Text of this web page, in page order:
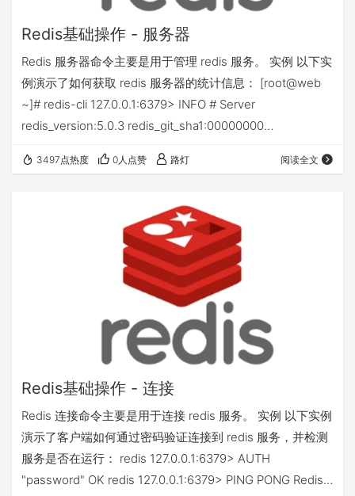
Redis基础操作 - 服务器
Redis 服务器命令主要是用于管理 redis 服务。 实例 以下实
例演示了如何获取 redis 服务器的统计信息： [root@web
~]# redis-cli 127.0.0.1:6379> INFO # Server
redis_version:5.0.3 redis_git_sha1:00000000
redis_mode:standalone os:Linux 4.18.0-408.el8.x86…
3497点热度 0人点赞 路灯 阅读全文
Redis基础操作 - 连接
Redis 连接命令主要是用于连接 redis 服务。 实例 以下实例
演示了客户端如何通过密码验证连接到 redis 服务，并检测
服务是否在运行： redis 127.0.0.1:6379> AUTH
"password" OK redis 127.0.0.1:6379> PING PONG Redis